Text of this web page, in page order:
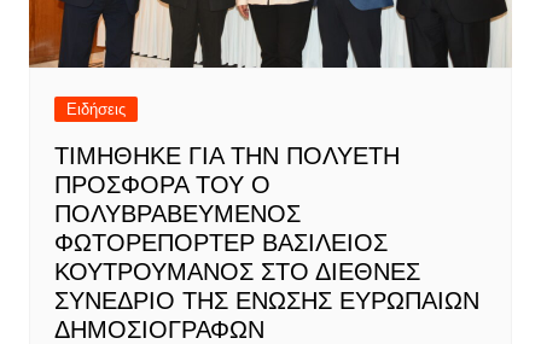
Ειδήσεις
ΤΙΜΗΘΗΚΕ ΓΙΑ ΤΗΝ ΠΟΛΥΕΤΗ
ΠΡΟΣΦΟΡΑ ΤΟΥ Ο
ΠΟΛΥΒΡΑΒΕΥΜΕΝΟΣ
ΦΩΤΟΡΕΠΟΡΤΕΡ ΒΑΣΙΛΕΙΟΣ
ΚΟΥΤΡΟΥΜΑΝΟΣ ΣΤΟ ΔΙΕΘΝΕΣ
ΣΥΝΕΔΡΙΟ ΤΗΣ ΕΝΩΣΗΣ ΕΥΡΩΠΑΙΩΝ
ΔΗΜΟΣΙΟΓΡΑΦΩΝ